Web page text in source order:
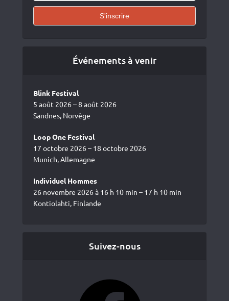
Événements à venir
Blink Festival
5 août 2026 – 8 août 2026
Sandnes, Norvège
Loop One Festival
17 octobre 2026 – 18 octobre 2026
Munich, Allemagne
Individuel Hommes
26 novembre 2026 à 16 h 10 min – 17 h 10 min
Kontiolahti, Finlande
Suivez-nous